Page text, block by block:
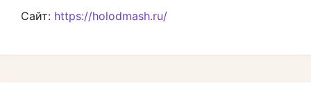
Сайт: https://holodmash.ru/